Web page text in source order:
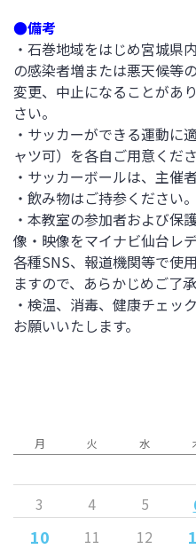
●備考
・石巻地域をはじめ宮城県
の感染者増または悪天候等
変更、中止になることがあ
さい。
・サッカーができる運動に
ャツ可）を各自ご用意くださ
・サッカーボールは、主催
・飲み物はご持参ください。
・本教室の参加者および保
像・映像をマイナビ仙台レ
各種SNS、報道機関等で使
ますので、あらかじめご了
・検温、消毒、健康チェッ
お願いいたします。
月 火 水
3
4 5
10 11 12